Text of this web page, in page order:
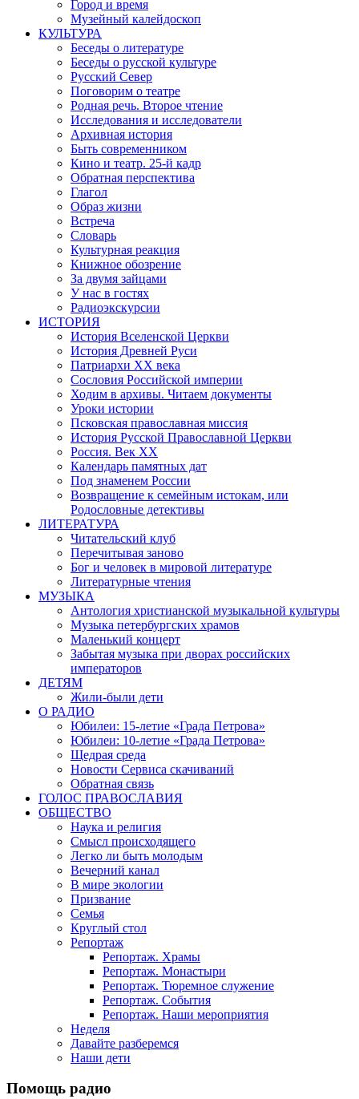
Город и время
Музейный калейдоскоп
КУЛЬТУРА
Беседы о литературе
Беседы о русской культуре
Русский Север
Поговорим о театре
Родная речь. Второе чтение
Исследования и исследователи
Архивная история
Быть современником
Кино и театр. 25-й кадр
Обратная перспектива
Глагол
Образ жизни
Встреча
Словарь
Культурная реакция
Книжное обозрение
За двумя зайцами
У нас в гостях
Радиоэкскурсии
ИСТОРИЯ
История Вселенской Церкви
История Древней Руси
Патриархи XX века
Сословия Российской империи
Ходим в архивы. Читаем документы
Уроки истории
Псковская православная миссия
История Русской Православной Церкви
Россия. Век ХХ
Календарь памятных дат
Под знаменем России
Возвращение к семейным истокам, или
Родословные детективы
ЛИТЕРАТУРА
Читательский клуб
Перечитывая заново
Бог и человек в мировой литературе
Литературные чтения
МУЗЫКА
Антология христианской музыкальной культуры
Музыка петербургских храмов
Маленький концерт
Забытая музыка при дворах российских
императоров
ДЕТЯМ
Жили-были дети
О РАДИО
Юбилеи: 15-летие «Града Петрова»
Юбилеи: 10-летие «Града Петрова»
Щедрая среда
Новости Сервиса скачиваний
Обратная связь
ГОЛОС ПРАВОСЛАВИЯ
ОБЩЕСТВО
Наука и религия
Смысл происходящего
Легко ли быть молодым
Вечерний канал
В мире экологии
Призвание
Семья
Круглый стол
Репортаж
Репортаж. Храмы
Репортаж. Монастыри
Репортаж. Тюремное служение
Репортаж. События
Репортаж. Наши мероприятия
Неделя
Давайте разберемся
Наши дети
Помощь радио